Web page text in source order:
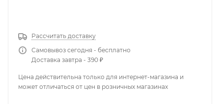
Рассчитать доставку
Самовывоз сегодня - бесплатно
Доставка завтра - 390 ₽
Цена действительна только для интернет-магазина и
может отличаться от цен в розничных магазинах